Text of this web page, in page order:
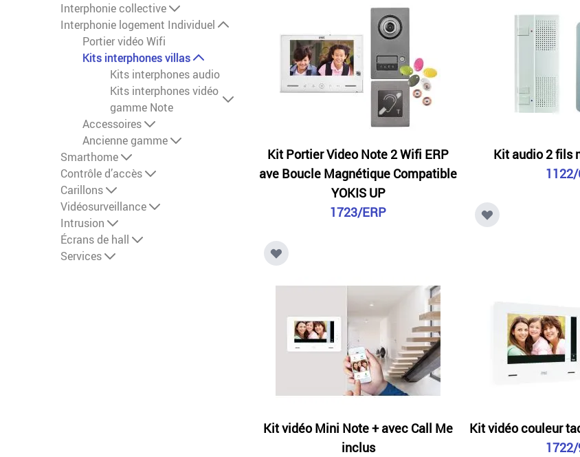
Interphonie collective
Interphonie logement Individuel
Portier vidéo Wifi
Kits interphones villas
Kits interphones audio
Kits interphones vidéo
gamme Note
Accessoires
Ancienne gamme
Smarthome
Contrôle d’accès
Carillons
Vidéosurveillance
Intrusion
Écrans de hall
Services
Kit Portier Video Note 2 Wifi ERP
ave Boucle Magnétique Compatible
YOKIS UP
1723/ERP
Kit audio 2 fils
1122/
Kit vidéo Mini Note + avec Call Me
inclus
Kit vidéo couleur